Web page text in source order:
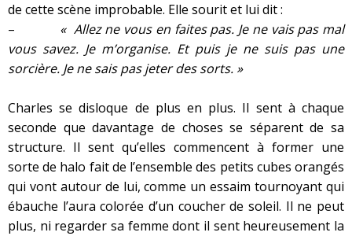
de cette scène improbable. Elle sourit et lui dit :
– « Allez ne vous en faites pas. Je ne vais pas mal
vous savez. Je m’organise. Et puis je ne suis pas une
sorcière. Je ne sais pas jeter des sorts. »
Charles se disloque de plus en plus. Il sent à chaque
seconde que davantage de choses se séparent de sa
structure. Il sent qu’elles commencent à former une
sorte de halo fait de l’ensemble des petits cubes orangés
qui vont autour de lui, comme un essaim tournoyant qui
ébauche l’aura colorée d’un coucher de soleil. Il ne peut
plus, ni regarder sa femme dont il sent heureusement la